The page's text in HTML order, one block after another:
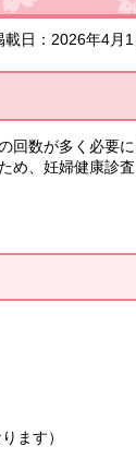
日：2026年4月1
回数が多く必要
め、妊婦健康診
ます）